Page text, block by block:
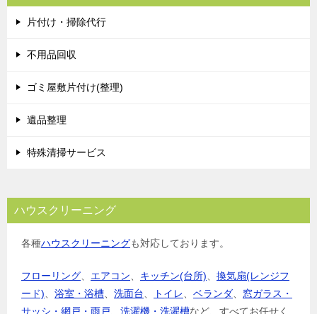
片付け・掃除代行
不用品回収
ゴミ屋敷片付け(整理)
遺品整理
特殊清掃サービス
ハウスクリーニング
各種ハウスクリーニングも対応しております。
フローリング エアコン キッチン(台所)
換気扇(レンジフ
ード)
浴室・浴槽 洗面台 トイレ ベランダ
窓ガラス・
サッシ・網戸・雨戸
洗濯機・洗濯槽など、すべてお任せく